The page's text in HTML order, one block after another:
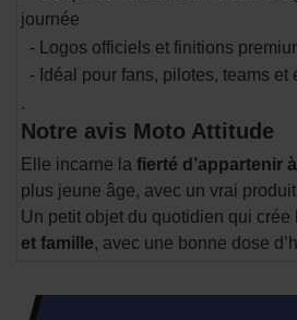
journée
- Logos officiels et finitions
- Idéal pour fans, pilotes, teams et
.
Notre avis Moto Attitude
Elle incarne la fierté d’appartenir
plus jeune âge, avec un vrai produit
Un petit objet du quotidien qui crée
et famille, avec une bonne dose